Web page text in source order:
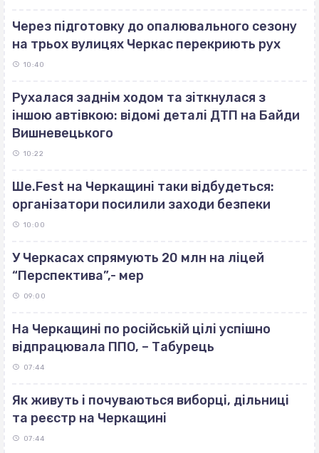
Через підготовку до опалювального сезону
на трьох вулицях Черкас перекриють рух
10:40
Рухалася заднім ходом та зіткнулася з
іншою автівкою: відомі деталі ДТП на Байди
Вишневецького
10:22
Ше.Fest на Черкащині таки відбудеться:
організатори посилили заходи безпеки
10:00
У Черкасах спрямують 20 млн на ліцей
“Перспектива”,- мер
09:00
На Черкащині по російській цілі успішно
відпрацювала ППО, – Табурець
07:44
Як живуть і почуваються виборці, дільниці
та реєстр на Черкащині
07:44